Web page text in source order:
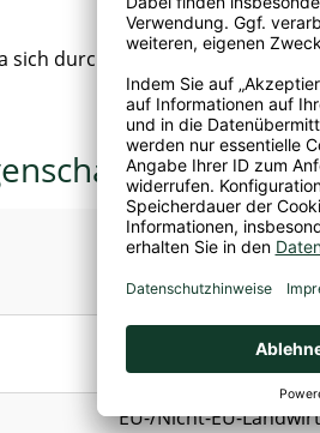
durch den Verzicht und
EnthältMandeln.
Kann Spuren von
Kann Schalenteile
75%,
*aus kontrolliert
EU-/Nicht-EU-